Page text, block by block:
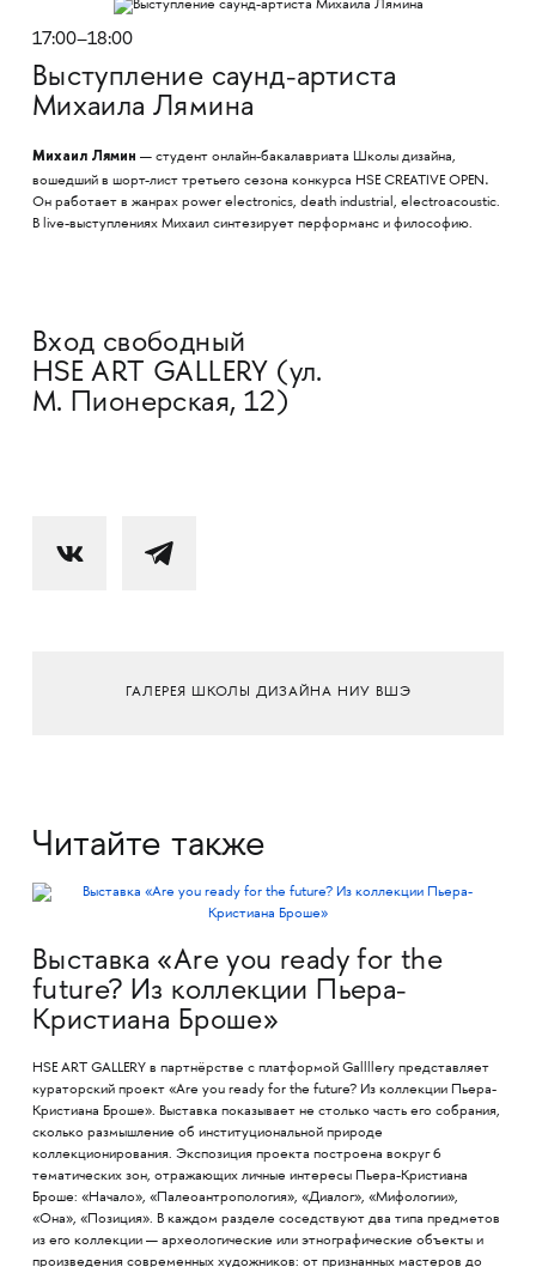
17:00–18:00
Выступление саунд-артиста
Михаила Лямина
Михаил Лямин — студент онлайн-бакалавриата Школы дизайна,
вошедший в шорт-лист третьего сезона конкурса HSE CREATIVE OPEN.
Он работает в жанрах power electronics, death industrial, electroacoustic.
В live-выступлениях Михаил синтезирует перформанс и философию.
Вход свободный
HSE ART GALLERY (ул.
М. Пионерская, 12)
ГАЛЕРЕЯ ШКОЛЫ ДИЗАЙНА НИУ ВШЭ
Читайте также
Выставка «Are you ready for the
future? Из коллекции Пьера-
Кристиана Броше»
HSE ART GALLERY в партнёрстве с платформой Gallllery представляет
кураторский проект «Are you ready for the future? Из коллекции Пьера-
Кристиана Броше». Выставка показывает не столько часть его собрания,
сколько размышление об институциональной природе
коллекционирования. Экспозиция проекта построена вокруг 6
тематических зон, отражающих личные интересы Пьера-Кристиана
Броше: «Начало», «Палеоантропология», «Диалог», «Мифологии»,
«Она», «Позиция». В каждом разделе соседствуют два типа предметов
из его коллекции — археологические или этнографические объекты и
произведения современных художников: от признанных мастеров до